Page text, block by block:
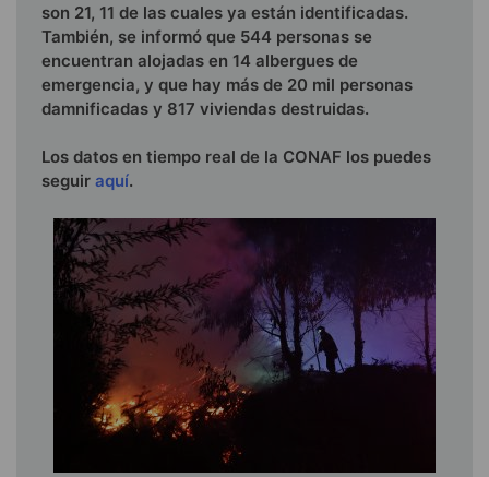
son 21, 11 de las cuales ya están identificadas.
También, se informó que 544 personas se
encuentran alojadas en 14 albergues de
emergencia, y que hay más de 20 mil personas
damnificadas y 817 viviendas destruidas.
Los datos en tiempo real de la CONAF los puedes
seguir aquí.